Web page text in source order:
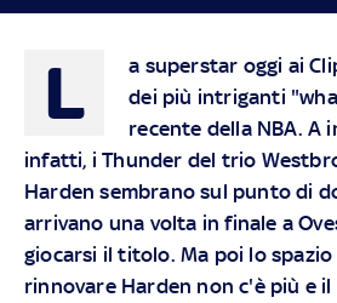
L
a superstar oggi ai
dei più intriganti
recente della NBA. A
infatti, i Thunder del trio
Harden sembrano sul punto di
arrivano una volta in finale a
giocarsi il titolo. Ma poi lo
rinnovare Harden non c'è più e